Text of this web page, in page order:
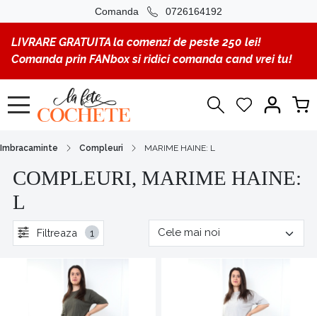
Comanda 0726164192
LIVRARE GRATUITA la comenzi de peste 250 lei!
Comanda prin FANbox si ridici comanda cand vrei tu!
Imbracaminte Compleuri MARIME HAINE: L
COMPLEURI, MARIME HAINE:
L
Filtreaza 1